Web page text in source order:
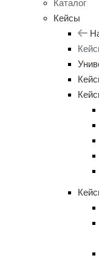
Каталог
Кейсы